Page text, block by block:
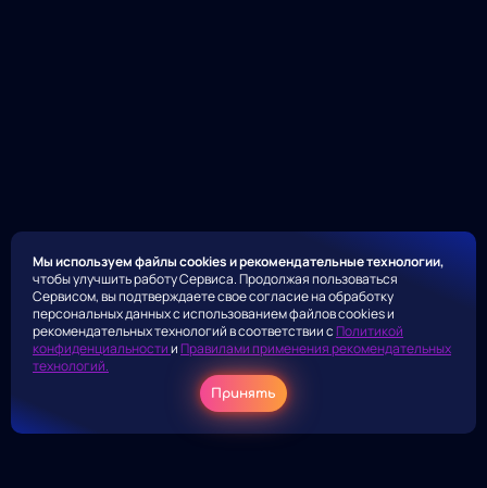
Мы используем файлы cookies и рекомендательные технологии,
чтобы улучшить работу Сервиса. Продолжая пользоваться
Сервисом, вы подтверждаете свое согласие на обработку
персональных данных с использованием файлов cookies и
рекомендательных технологий в соответствии с Политикой
конфиденциальностии Правилами применения рекомендательных
технологий.
Принять